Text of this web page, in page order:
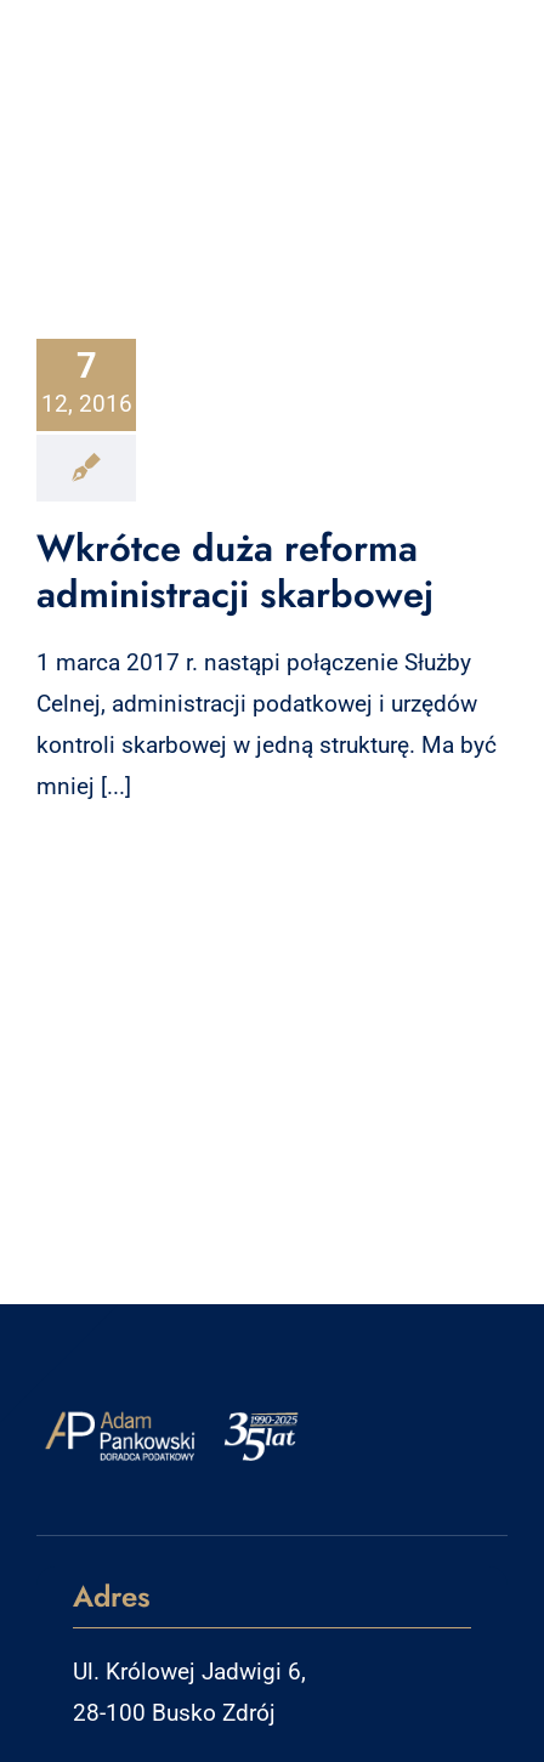
7
12, 2016
Wkrótce duża reforma
administracji skarbowej
1 marca 2017 r. nastąpi połączenie Służby
Celnej, administracji podatkowej i urzędów
kontroli skarbowej w jedną strukturę. Ma być
mniej [...]
Adres
Ul. Królowej Jadwigi 6,
28-100 Busko Zdrój